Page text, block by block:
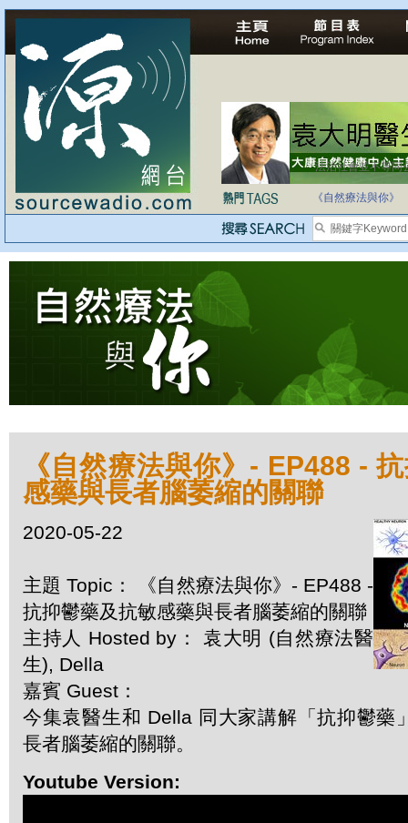
法治社會並不等同
《自然療法與你》
《自然療法與你》- EP488 -
感藥與長者腦萎縮的關聯
2020-05-22
主題 Topic： 《自然療法與你》- EP488 -
抗抑鬱藥及抗敏感藥與長者腦萎縮的關聯
主持人 Hosted by： 袁大明 (自然療法醫
生), Della
嘉賓 Guest：
今集袁醫生和 Della 同大家講解「抗抑鬱藥
長者腦萎縮的關聯。
Youtube Version: